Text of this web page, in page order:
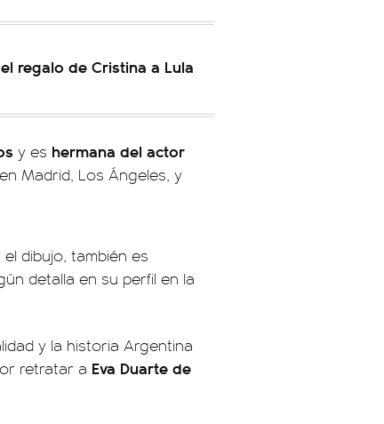
regalo de Cristina a Lula
y es hermana del actor
Madrid, Los Ángeles, y
dibujo, también es
detalla en su perfil en la
y la historia Argentina
retratar a Eva Duarte de